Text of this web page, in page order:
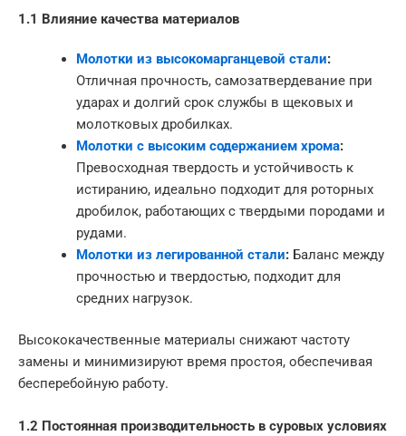
1.1 Влияние качества материалов
Молотки из высокомарганцевой стали:
Отличная прочность, самозатвердевание при
ударах и долгий срок службы в щековых и
молотковых дробилках.
Молотки с высоким содержанием хрома:
Превосходная твердость и устойчивость к
истиранию, идеально подходит для роторных
дробилок, работающих с твердыми породами и
рудами.
Молотки из легированной стали:Баланс между
прочностью и твердостью, подходит для
средних нагрузок.
Высококачественные материалы снижают частоту
замены и минимизируют время простоя, обеспечивая
бесперебойную работу.
1.2 Постоянная производительность в суровых условиях